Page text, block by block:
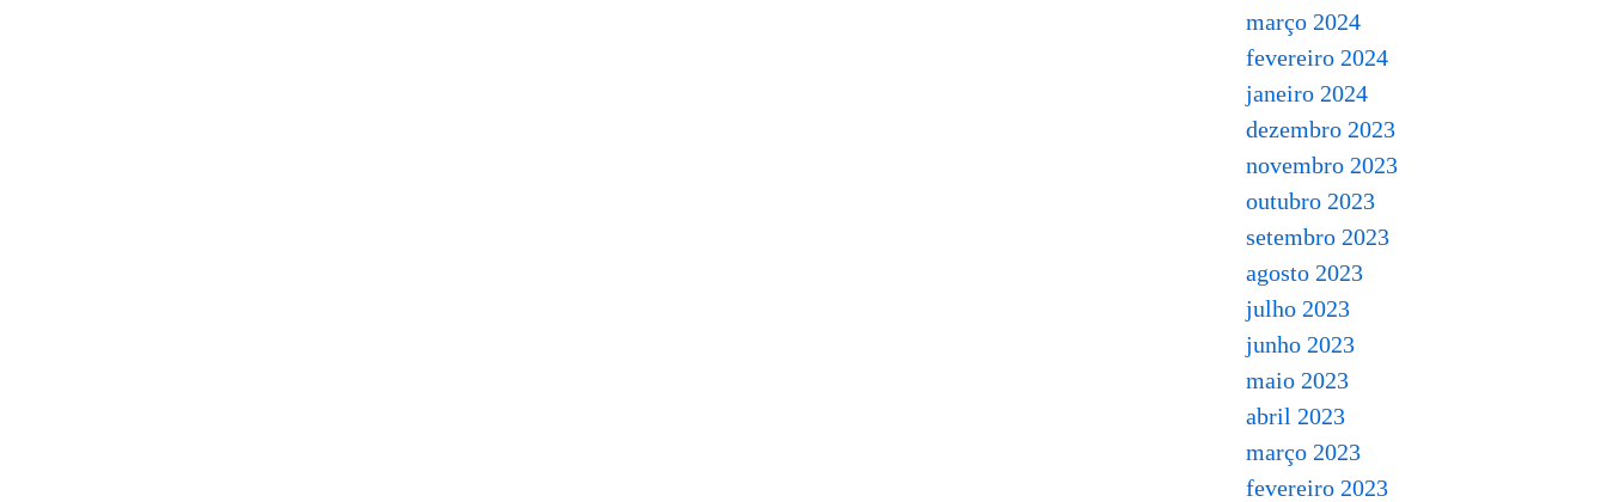
março 2024
fevereiro 2024
janeiro 2024
dezembro 2023
novembro 2023
outubro 2023
setembro 2023
agosto 2023
julho 2023
junho 2023
maio 2023
abril 2023
março 2023
fevereiro 2023